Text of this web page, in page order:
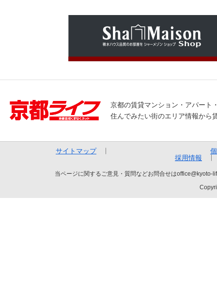
京都の賃貸マンション・アパート
住んでみたい街のエリア情報から
サイトマップ
採用情報
当ページに関するご意見・質問などお問合せは